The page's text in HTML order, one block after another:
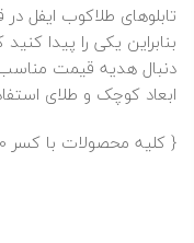
تابلوهای طلاکوب ایفل
بنابراین یکی را پیدا
دنبال هدیه قیمت مناسب
ابعاد کوچک و طلای
{ کلیه محصولات با کسر 20% قابل استرداد می باشند }